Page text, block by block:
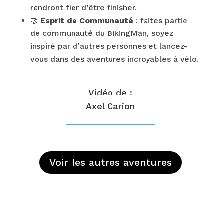
rendront fier d’être finisher.
🤝 Esprit de Communauté : faites partie
de communauté du BikingMan, soyez
inspiré par d’autres personnes et lancez-
vous dans des aventures incroyables à vélo.
Vidéo de :
Axel Carion
Voir les autres aventures